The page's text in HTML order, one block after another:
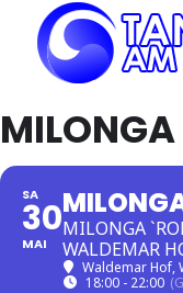
MILONGA
SA
30
MAI
MILONGA
WALDEMAR
Waldemar Hof,
18:00 - 22:00